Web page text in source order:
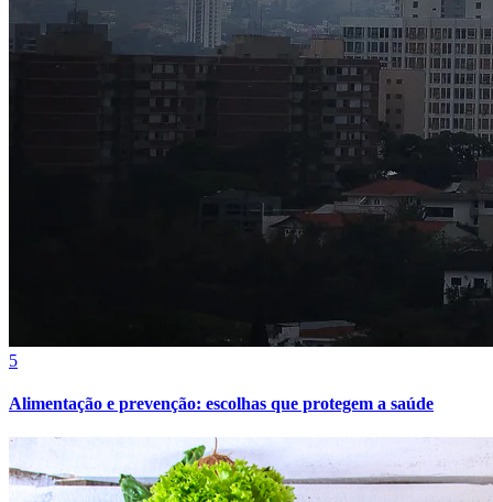
Fortaleza
5
Alimentação e prevenção: escolhas que protegem a saúde